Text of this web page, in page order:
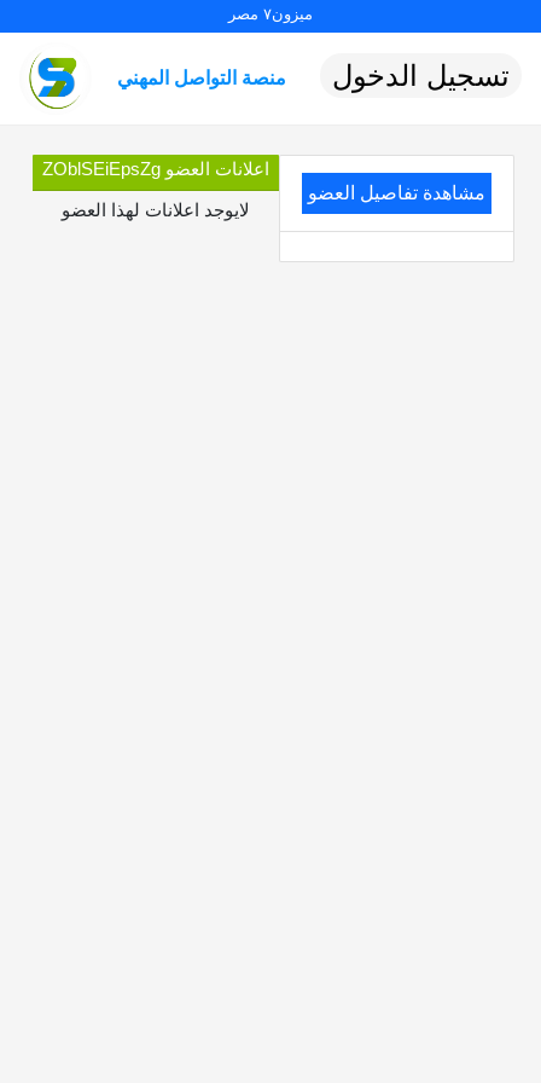
ميزون٧ مصر
منصة التواصل المهني تسجيل الدخول
مشاهدة تفاصيل العضو
اعلانات العضو ZOblSEiEpsZg
لايوجد اعلانات لهذا العضو